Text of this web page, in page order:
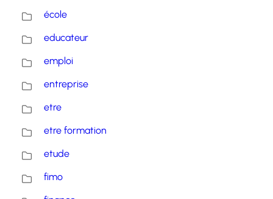
école
educateur
emploi
entreprise
etre
etre formation
etude
fimo